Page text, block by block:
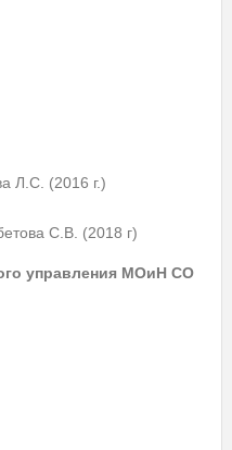
(2016г.)
г.)
(2017г.)
(2018 г)
управления МОиН СО